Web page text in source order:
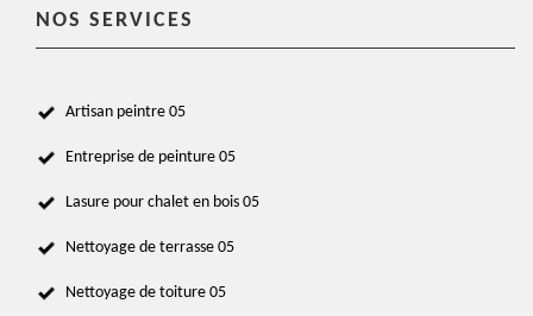
NOS SERVICES
Artisan peintre 05
Entreprise de peinture 05
Lasure pour chalet en bois 05
Nettoyage de terrasse 05
Nettoyage de toiture 05